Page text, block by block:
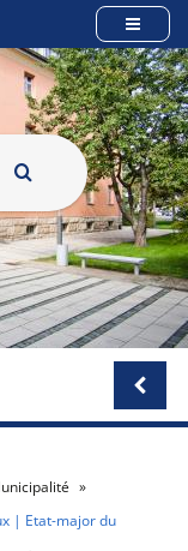
| Etat-major du